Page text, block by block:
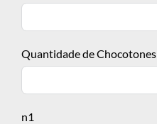
Quantidade de Chocotones
n1